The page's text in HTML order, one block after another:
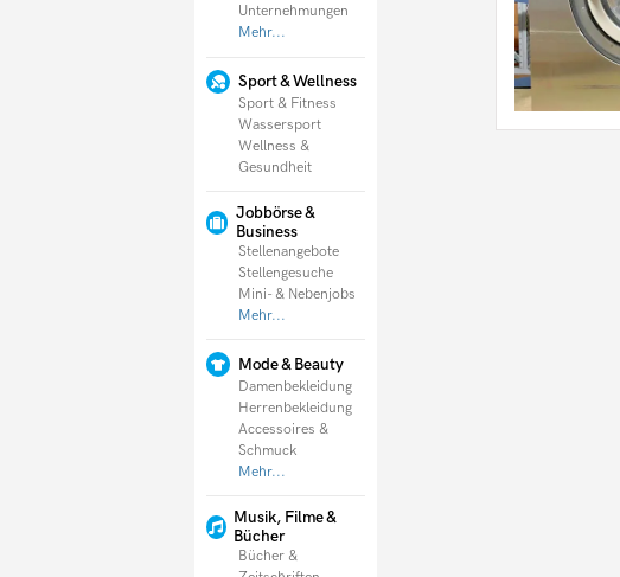
Unternehmungen
Mehr...
Sport & Wellness
Sport & Fitness
Wassersport
Wellness &
Gesundheit
Jobbörse &
Business
Stellenangebote
Stellengesuche
Mini- & Nebenjobs
Mehr...
Mode & Beauty
Damenbekleidung
Herrenbekleidung
Accessoires &
Schmuck
Mehr...
Musik, Filme &
Bücher
Bücher &